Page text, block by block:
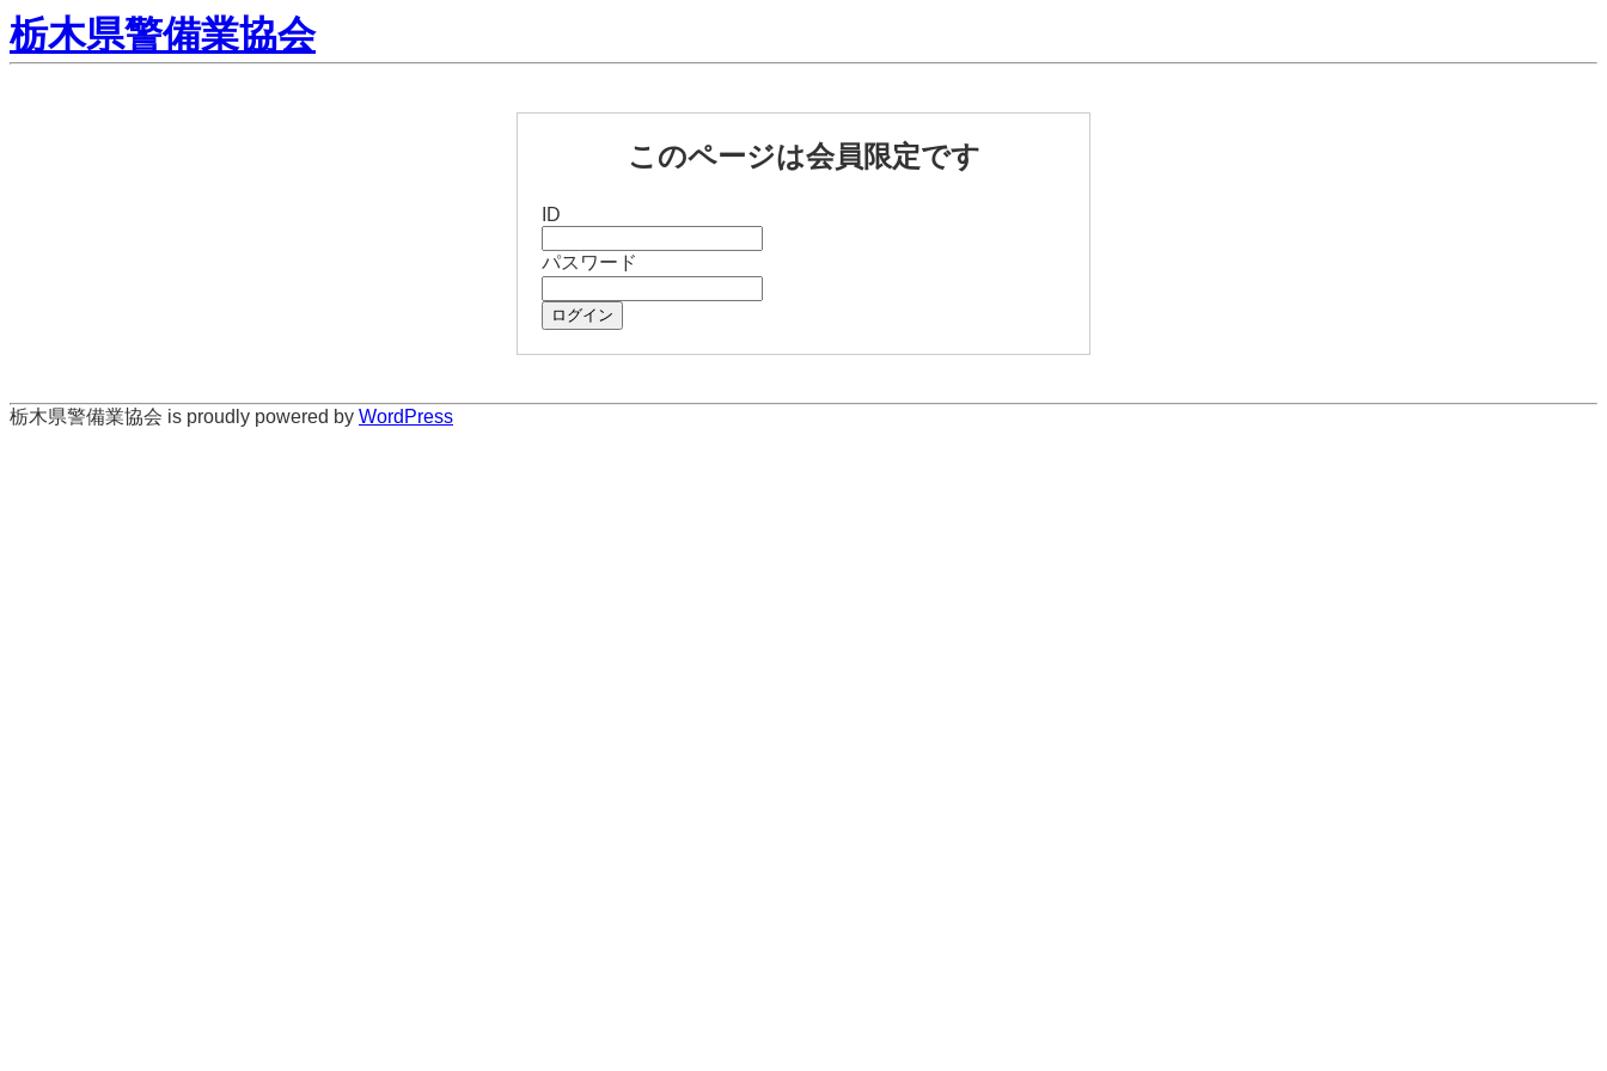
栃木県警備業協会
このページは会員限定です
ID
パスワード
ログイン
栃木県警備業協会 is proudly powered by WordPress